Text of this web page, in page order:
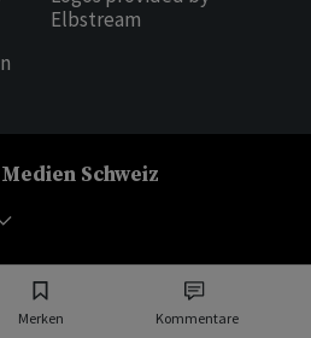
Merken Kommentare
Elbstream
Schweiz